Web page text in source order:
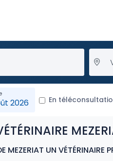
2026 En
MEZERIAT UN VÉTÉRINAIRE